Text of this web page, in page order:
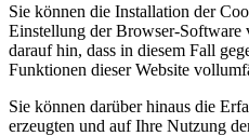
Sie können die Installation der
Einstellung der Browser-Software
darauf hin, dass in diesem Fall
Funktionen dieser Website
Sie können darüber hinaus die
erzeugten und auf Ihre Nutzung